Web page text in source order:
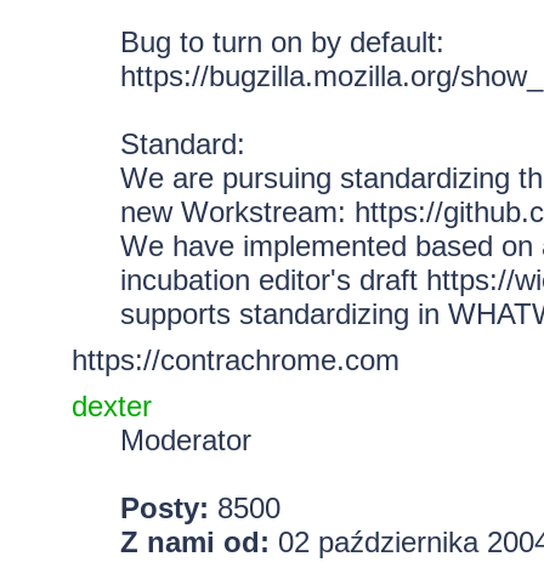
Bug to turn on by default:
https://bugzilla.mozilla.org/
Standard:
We are pursuing standardizing
new Workstream: https://
We have implemented based
incubation editor's draft https://
supports standardizing in
https://contrachrome.com
dexter
Moderator
Posty: 8500
Z nami od: 02 października